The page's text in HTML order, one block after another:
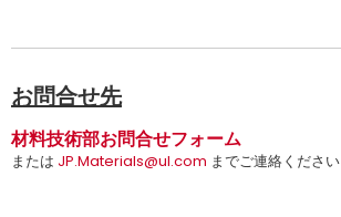
お問合せ先
材料技術部お問合せフォーム
または JP.Materials@ul.com までご連絡ください